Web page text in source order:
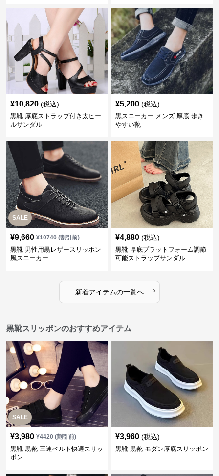
¥10,820 (税込)
黒靴 厚底ストラップ付き太ヒー
ルサンダル
¥5,200 (税込)
黒スニーカー メンズ 厚底 歩き
やすい靴
SALE
¥9,660 ¥10740(割引前)
黒靴 男性用黒レザースリッポン
風スニーカー
¥4,880 (税込)
黒靴 厚底プラットフォーム調節
可能ストラップサンダル
新着アイテムの一覧へ ›
黒靴スリッポンのおすすめアイテム
SALE
¥3,980 ¥4420(割引前)
黒靴 黒靴 三連ベルト快適スリッ
ポン
¥3,960 (税込)
黒靴 黒靴 モダン厚底スリッポン